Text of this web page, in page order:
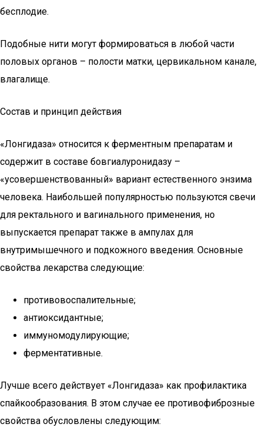
бесплодие.
Подобные нити могут формироваться в любой части
половых органов – полости матки, цервикальном канале,
влагалище.
Состав и принцип действия
«Лонгидаза» относится к ферментным препаратам и
содержит в составе бовгиалуронидазу –
«усовершенствованный» вариант естественного энзима
человека. Наибольшей популярностью пользуются свечи
для ректального и вагинального применения, но
выпускается препарат также в ампулах для
внутримышечного и подкожного введения. Основные
свойства лекарства следующие:
противовоспалительные;
антиоксидантные;
иммуномодулирующие;
ферментативные.
Лучше всего действует «Лонгидаза» как профилактика
спайкообразования. В этом случае ее противофиброзные
свойства обусловлены следующим: